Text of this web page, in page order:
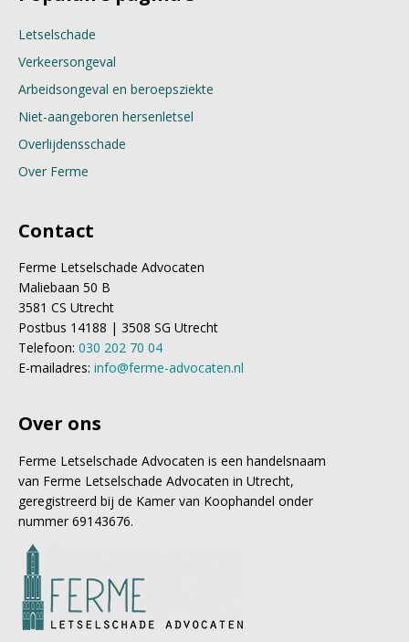
Letselschade
Verkeersongeval
Arbeidsongeval en beroepsziekte
Niet-aangeboren hersenletsel
Overlijdensschade
Over Ferme
Contact
Ferme Letselschade Advocaten
Maliebaan 50 B
3581 CS Utrecht
Postbus 14188 | 3508 SG Utrecht
Telefoon: 030 202 70 04
E-mailadres: info@ferme-advocaten.nl
Over ons
Ferme Letselschade Advocaten is een handelsnaam
van Ferme Letselschade Advocaten in Utrecht,
geregistreerd bij de Kamer van Koophandel onder
nummer 69143676.